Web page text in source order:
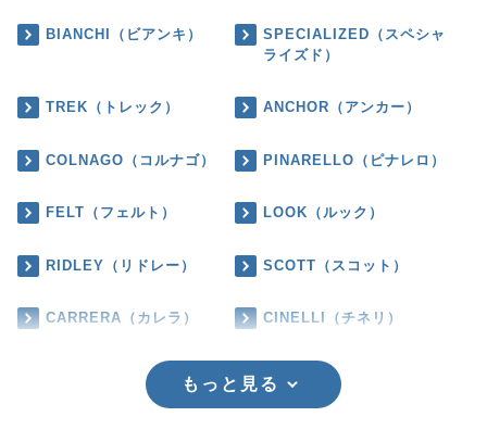
BIANCHI（ビアンキ）
SPECIALIZED（スペシャ
ライズド）
TREK（トレック） ANCHOR（アンカー）
COLNAGO（コルナゴ） PINARELLO（ピナレロ）
FELT（フェルト） LOOK（ルック）
RIDLEY（リドレー） SCOTT（スコット）
CARRERA（カレラ） CINELLI（チネリ）
もっと見る